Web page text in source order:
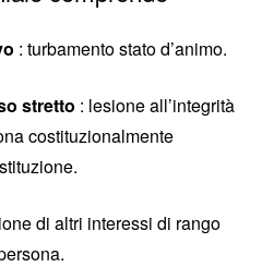
: turbamento stato d’animo.
stretto : lesione all’integrità
costituzionalmente
di altri interessi di rango